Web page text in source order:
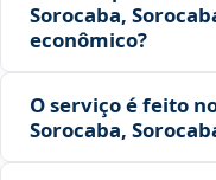
Sorocaba,
econômico?
O serviço é feito
Sorocaba,